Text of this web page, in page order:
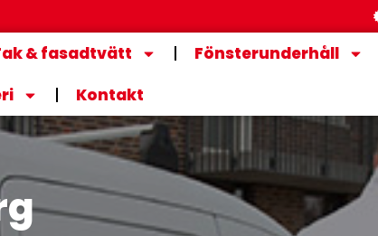
& fasadtvätt Fönsterunderhåll
Kontakt